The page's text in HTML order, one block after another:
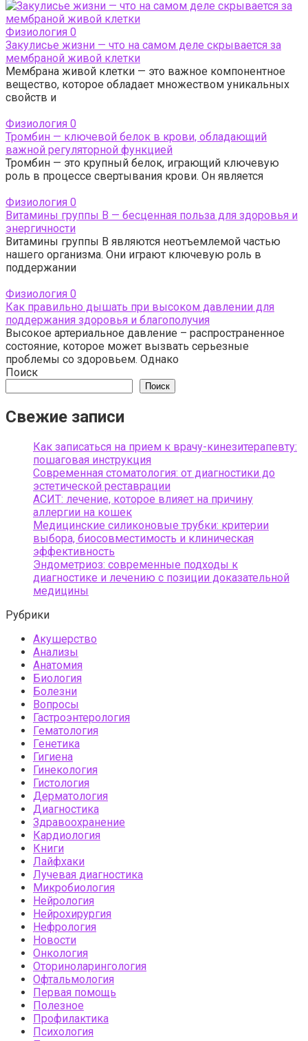
Физиология 0
Закулисье жизни — что на самом деле скрывается за
мембраной живой клетки
Мембрана живой клетки — это важное компонентное
вещество, которое обладает множеством уникальных
свойств и
Физиология 0
Тромбин — ключевой белок в крови, обладающий
важной регуляторной функцией
Тромбин — это крупный белок, играющий ключевую
роль в процессе свертывания крови. Он является
Физиология 0
Витамины группы B — бесценная польза для здоровья и
энергичности
Витамины группы В являются неотъемлемой частью
нашего организма. Они играют ключевую роль в
поддержании
Физиология 0
Как правильно дышать при высоком давлении для
поддержания здоровья и благополучия
Высокое артериальное давление – распространенное
состояние, которое может вызвать серьезные
проблемы со здоровьем. Однако
Поиск
Поиск
Свежие записи
Как записаться на прием к врачу-кинезитерапевту:
пошаговая инструкция
Современная стоматология: от диагностики до
эстетической реставрации
АСИТ: лечение, которое влияет на причину
аллергии на кошек
Медицинские силиконовые трубки: критерии
выбора, биосовместимость и клиническая
эффективность
Эндометриоз: современные подходы к
диагностике и лечению с позиции доказательной
медицины
Рубрики
Акушерство
Анализы
Анатомия
Биология
Болезни
Вопросы
Гастроэнтерология
Гематология
Генетика
Гигиена
Гинекология
Гистология
Дерматология
Диагностика
Здравоохранение
Кардиология
Книги
Лайфхаки
Лучевая диагностика
Микробиология
Нейрология
Нейрохирургия
Нефрология
Новости
Онкология
Оториноларингология
Офтальмология
Первая помощь
Полезное
Профилактика
Психология